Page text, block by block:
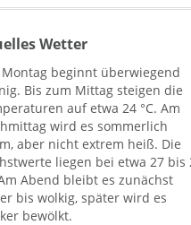
Wetter
Montag beginnt überwiegend
Bis zum Mittag steigen die
auf etwa 24 °C. Am
wird es sommerlich
aber nicht extrem heiß. Die
liegen bei etwa 27 bis
Abend bleibt es zunächst
bis wolkig, später wird es
bewölkt.